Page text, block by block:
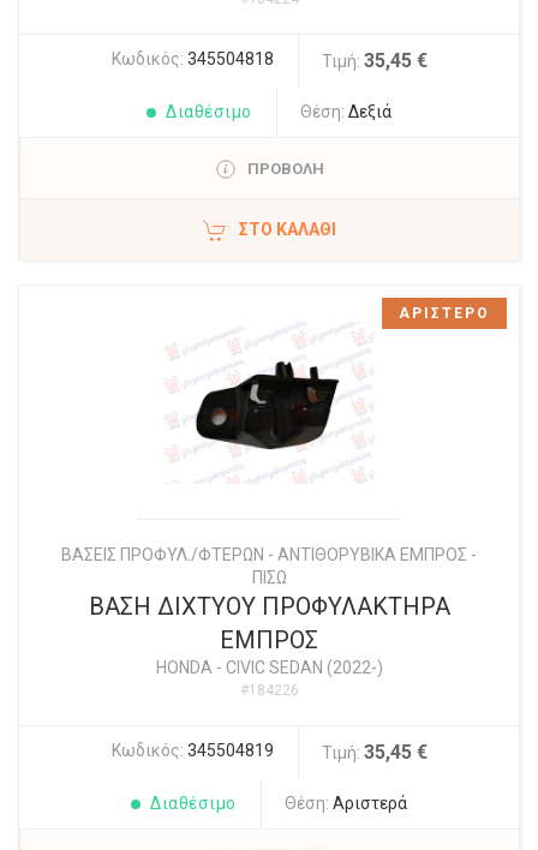
Κωδικός: 345504818 Τιμή: 35,45 €
Διαθέσιμο Θέση: Δεξιά
ΠΡΟΒΟΛΗ
ΣΤΟ ΚΑΛΆΘΙ
ΒΑΣΕΙΣ ΠΡΟΦΥΛ./ΦΤΕΡΩΝ - ΑΝΤΙΘΟΡΥΒΙΚΑ ΕΜΠΡΟΣ -
ΠΙΣΩ
ΒΑΣΗ ΔΙΧΤYΟΥ ΠΡΟΦΥΛΑΚΤΗΡΑ
ΕΜΠΡΟΣ
HONDA- CIVIC SEDAN (2022-)
#184226
Κωδικός: 345504819 Τιμή: 35,45 €
Διαθέσιμο Θέση: Αριστερά
ΑΡΙΣΤΕΡΟ